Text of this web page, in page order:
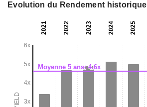
Evolution du Rendement historique